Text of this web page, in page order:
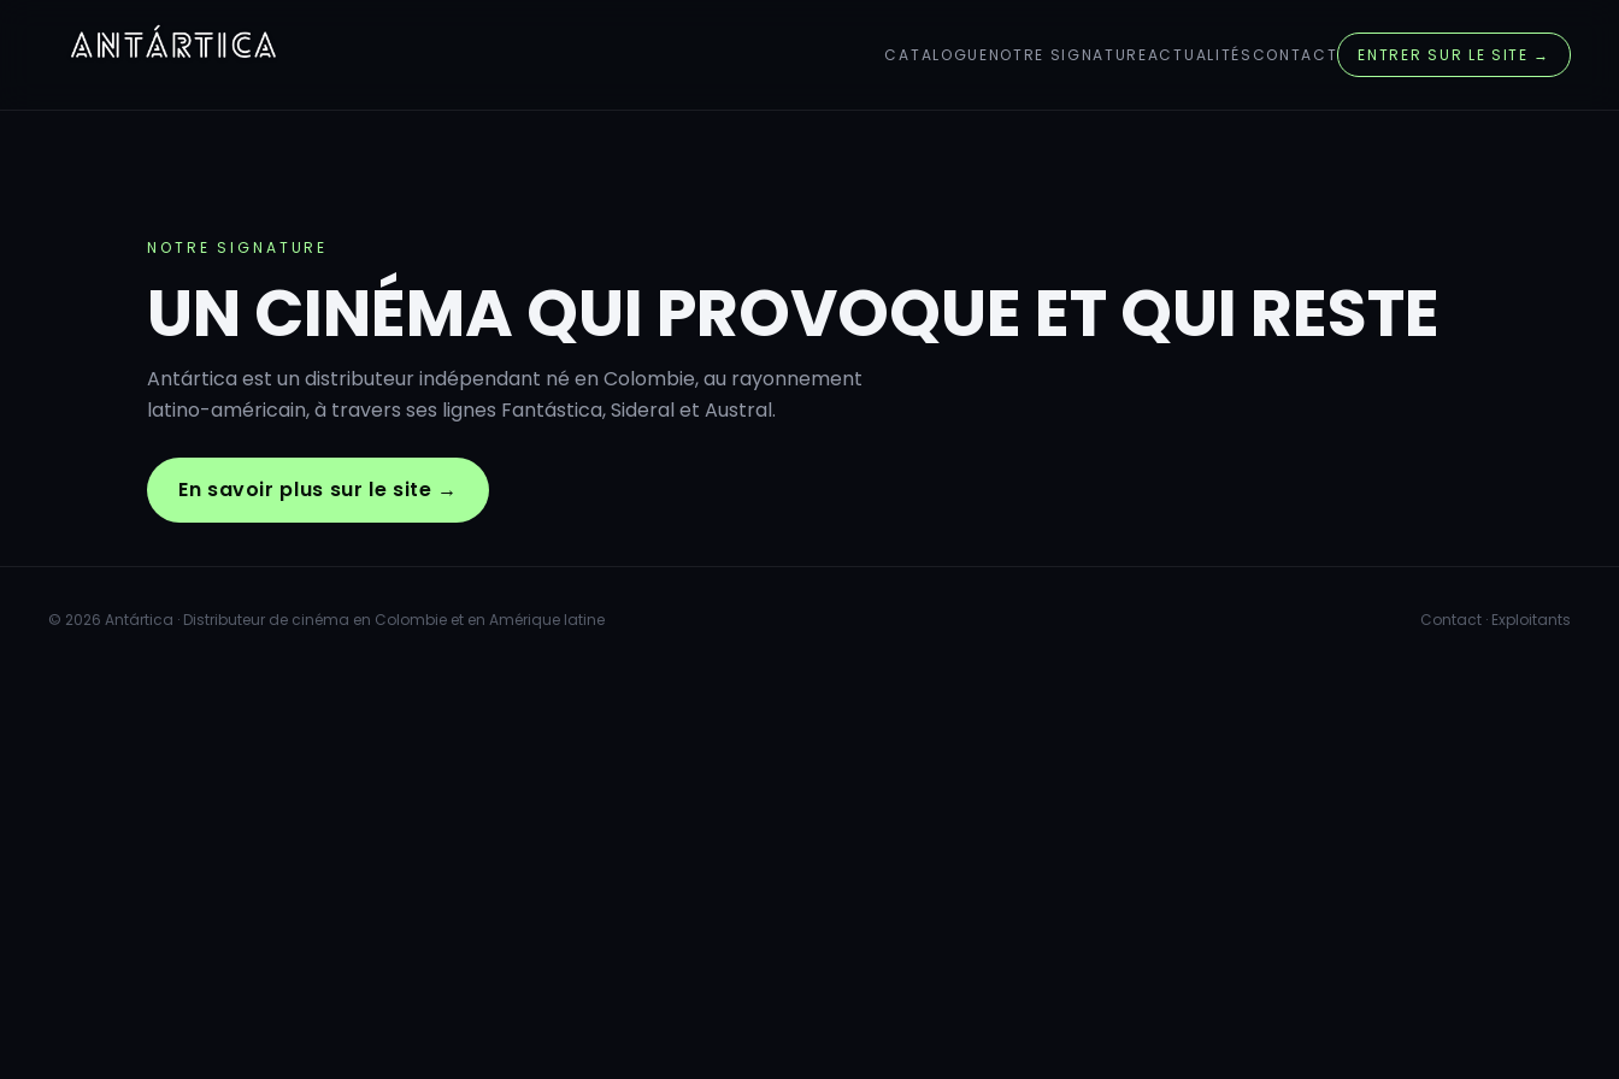
CATALOGUENOTRE SIGNATUREACTUALITÉS CONTACT ENTRER SUR LE SITE →
NOTRE SIGNATURE
UN CINÉMA QUI PROVOQUE ET QUI RESTE
Antártica est un distributeur indépendant né en Colombie, au rayonnement
latino-américain, à travers ses lignes Fantástica, Sideral et Austral.
En savoir plus sur le site →
© 2026 Antártica · Distributeur de cinéma en Colombie et en Amérique latine Contact · Exploitants